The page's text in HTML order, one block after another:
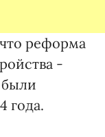
реформа
-
года.